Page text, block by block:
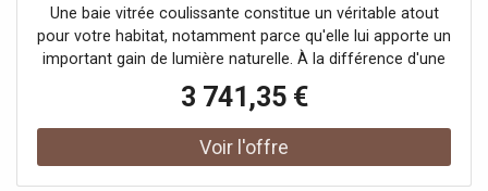
Une baie vitrée coulissante constitue un véritable atout
pour votre habitat, notamment parce qu'elle lui apporte un
important gain de lumière naturelle. À la différence d'une
simple fenêtre coulissante et même d'une porte-fenêtre,
elle crée une large ouverture visuelle, réelle et pratique
vers la terrasse, le balcon ou encore le jardin. Qui ne rêve
pas d'être confortablement installé dans une pièce
3 741,35 €